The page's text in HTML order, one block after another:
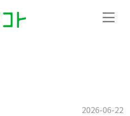
2026-06-22